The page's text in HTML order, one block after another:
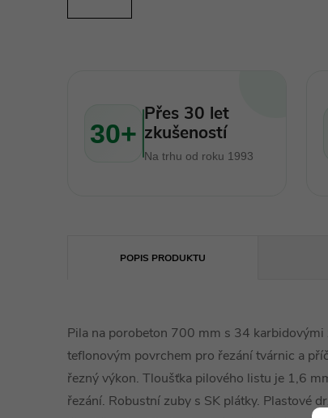
30+
Přes 30 let
zkušeností
Na trhu od roku 1993
POPIS PRODUKTU
Pila na porobeton 700 mm s 34 karbidovými
teflonovým povrchem pro řezání tvárnic a
řezný výkon. Tloušťka pilového listu je 1,6
řezání. Robustní zuby s SK plátky. Plastové